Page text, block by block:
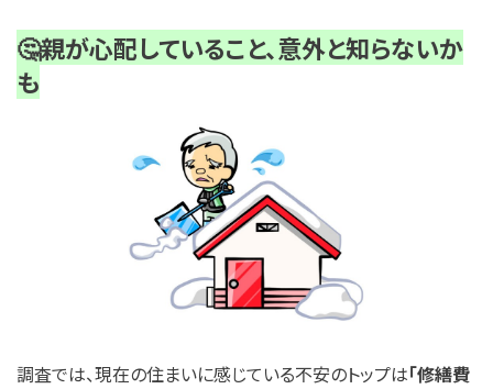
🤔親が心配していること、意外と知らないか
も
調査では、現在の住まいに感じている不安のトップは「修繕費